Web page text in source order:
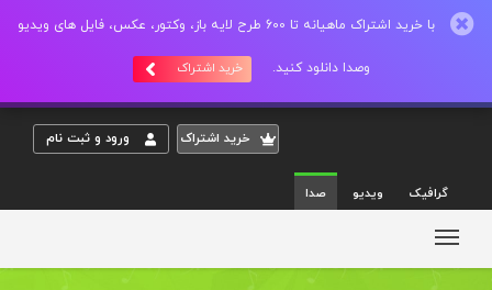
با خرید اشتراک ماهیانه تا 600 طرح لایه باز، وکتور، عکس، فایل های ویدیو
وصدا دانلود کنید. خرید اشتراک
خريد اشتراک ورود و ثبت نام
گرافیک ویدیو صدا